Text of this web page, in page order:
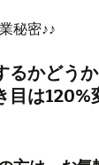
秘密♪♪
るかどう
目は120%